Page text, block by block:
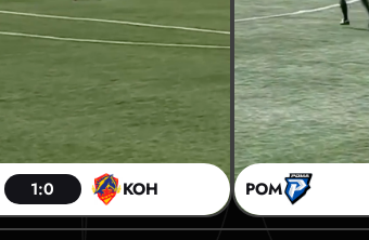
1:0 КОН РОМ